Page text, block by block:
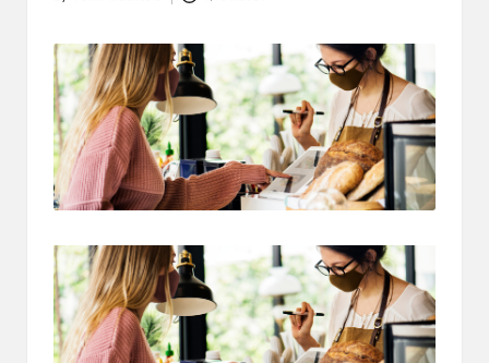
berbagai
metode
pembayaran
mengirim
dana
dengan
lebih
cepat,
lebih
mudah,